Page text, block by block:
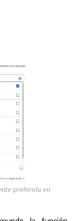
preferida en